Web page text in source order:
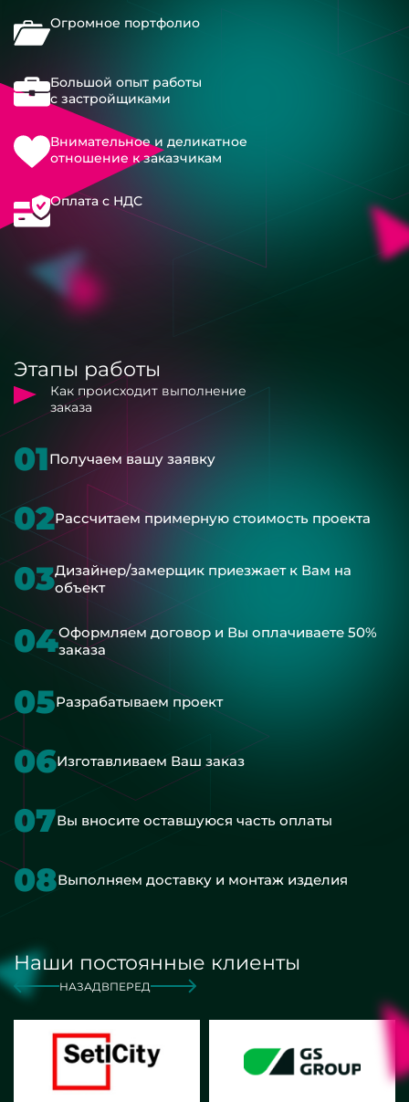
Огромное портфолио
Большой опыт работы
с застройщиками
Внимательное и деликатное
отношение к заказчикам
Оплата с НДС
Этапы работы
Как происходит выполнение
заказа
01Получаем вашу заявку
02Рассчитаем примерную стоимость проекта
03Дизайнер/замерщик приезжает к Вам на
объект
04Оформляем договор и Вы оплачиваете 50%
заказа
05Разрабатываем проект
06Изготавливаем Ваш заказ
07Вы вносите оставшуюся часть оплаты
08Выполняем доставку и монтаж изделия
Наши постоянные клиенты
НАЗАД ВПЕРЕД